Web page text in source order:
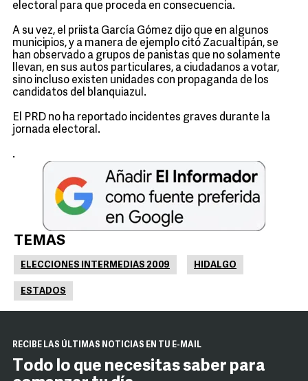
electoral para que proceda en consecuencia.
A su vez, el priista García Gómez dijo que en algunos
municipios, y a manera de ejemplo citó Zacualtipán, se
han observado a grupos de panistas que no solamente
llevan, en sus autos particulares, a ciudadanos a votar,
sino incluso existen unidades con propaganda de los
candidatos del blanquiazul.
El PRD no ha reportado incidentes graves durante la
jornada electoral.
.
TEMAS
ELECCIONES INTERMEDIAS 2009 HIDALGO
ESTADOS
RECIBE LAS ÚLTIMAS NOTICIAS EN TU E-MAIL
Todo lo que necesitas saber para